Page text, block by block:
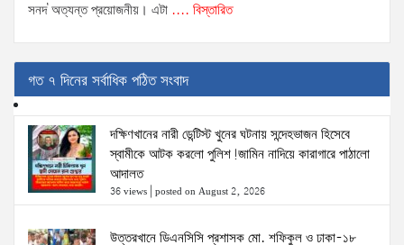
সনদ' অত্যন্ত প্রয়োজনীয়। এটা .... বিস্তারিত
গত ৭ দিনের সর্বাধিক পঠিত সংবাদ
দক্ষিণখানের নারী ডেন্টিস্ট খুনের ঘটনায় সন্দেহভাজন হিসেবে
স্বামীকে আটক করলো পুলিশ!জামিন নাদিয়ে কারাগারে পাঠালো
আদালত
36 views posted on August 2, 2026
উত্তরখানে ডিএনসিসি প্রশাসক মো. শফিকুল ও ঢাকা-১৮